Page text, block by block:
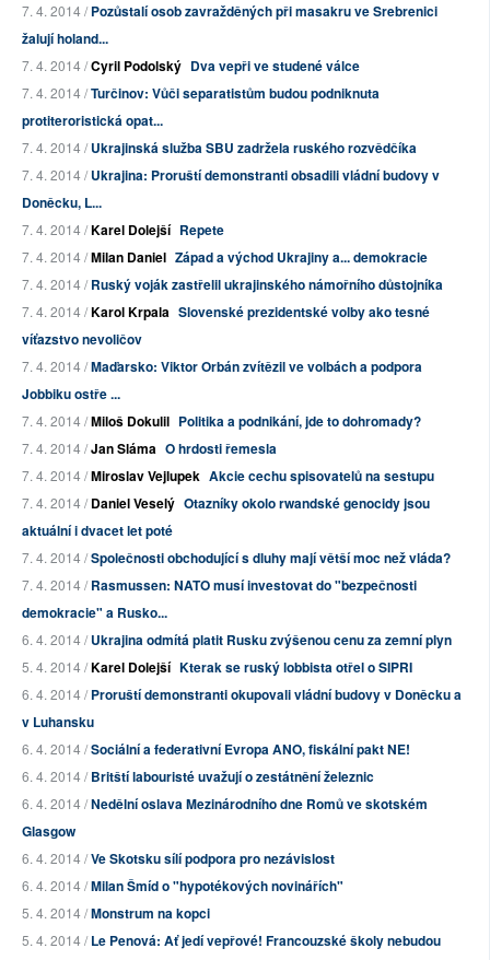
7. 4. 2014 /Pozůstalí osob zavražděných při masakru ve Srebrenici
žalují holand...
7. 4. 2014 /Cyril Podolský Dva vepři ve studené válce
7. 4. 2014 /Turčinov: Vůči separatistům budou podniknuta
protiteroristická opat...
7. 4. 2014 /Ukrajinská služba SBU zadržela ruského rozvědčíka
7. 4. 2014 /Ukrajina: Proruští demonstranti obsadili vládní budovy v
Doněcku, L...
7. 4. 2014 /Karel Dolejší Repete
7. 4. 2014 /Milan Daniel Západ a východ Ukrajiny a... demokracie
7. 4. 2014 /Ruský voják zastřelil ukrajinského námořního důstojníka
7. 4. 2014 /Karol Krpala Slovenské prezidentské volby ako tesné
víťazstvo nevoličov
7. 4. 2014 /Maďarsko: Viktor Orbán zvítězil ve volbách a podpora
Jobbiku ostře ...
7. 4. 2014 /Miloš Dokulil Politika a podnikání, jde to dohromady?
7. 4. 2014 /Jan Sláma O hrdosti řemesla
7. 4. 2014 /Miroslav Vejlupek Akcie cechu spisovatelů na sestupu
7. 4. 2014 /Daniel Veselý Otazníky okolo rwandské genocidy jsou
aktuální i dvacet let poté
7. 4. 2014 /Společnosti obchodující s dluhy mají větší moc než vláda?
7. 4. 2014 /Rasmussen: NATO musí investovat do "bezpečnosti
demokracie" a Rusko...
6. 4. 2014 /Ukrajina odmítá platit Rusku zvýšenou cenu za zemní plyn
5. 4. 2014 /Karel Dolejší Kterak se ruský lobbista otřel o SIPRI
6. 4. 2014 /Proruští demonstranti okupovali vládní budovy v Doněcku a
v Luhansku
6. 4. 2014 /Sociální a federativní Evropa ANO, fiskální pakt NE!
6. 4. 2014 /Britští labouristé uvažují o zestátnění železnic
6. 4. 2014 /Nedělní oslava Mezinárodního dne Romů ve skotském
Glasgow
6. 4. 2014 /Ve Skotsku sílí podpora pro nezávislost
6. 4. 2014 /Milan Šmíd o "hypotékových novinářích"
5. 4. 2014 /Monstrum na kopci
5. 4. 2014 /Le Penová: Ať jedí vepřové! Francouzské školy nebudou